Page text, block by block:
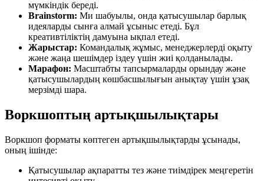
мүмкіндік береді.
Brainstorm: Ми шабуылы, онда қатысушылар барлық
идеяларды сынға алмай ұсыныс етеді. Бұл
креативтіліктің дамуына ықпал етеді.
Жарыстар: Командалық жұмыс, менеджерлерді оқыту
және жаңа шешімдер іздеу үшін жиі қолданылады.
Марафон: Масштабты тапсырмаларды орындау және
қатысушылардың көшбасшылығын анықтау үшін ұзақ
мерзімді шара.
Воркшоптың артықшылықтары
Воркшоп форматы көптеген артықшылықтарды ұсынады,
оның ішінде:
Қатысушылар ақпаратты тез және тиімдірек меңгеретін